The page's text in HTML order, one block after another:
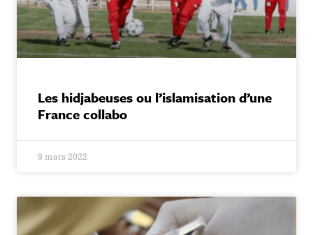
Les hidjabeuses ou l’islamisation d’une
France collabo
9 mars 2022